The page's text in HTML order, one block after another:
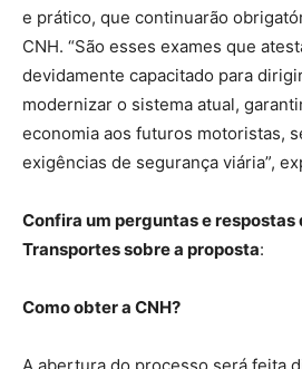
e prático, que continuarão
CNH. “São esses exames que
devidamente capacitado para
modernizar o sistema atual,
economia aos futuros motoristas,
exigências de segurança viária”,
Confira um perguntas e
Transportes sobre a proposta:
Como obter a CNH?
A abertura do processo será feita